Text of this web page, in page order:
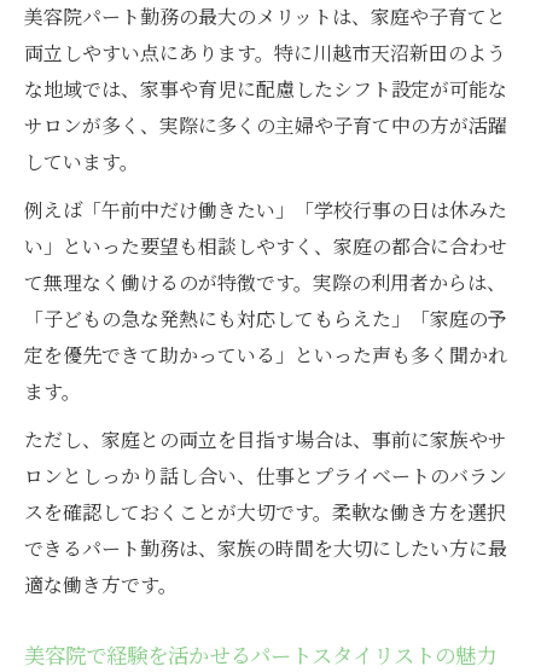
美容院パート勤務の最大のメリットは、家庭や子育てと
両立しやすい点にあります。特に川越市天沼新田のよう
な地域では、家事や育児に配慮したシフト設定が可能な
サロンが多く、実際に多くの主婦や子育て中の方が活躍
しています。
例えば「午前中だけ働きたい」「学校行事の日は休みた
い」といった要望も相談しやすく、家庭の都合に合わせ
て無理なく働けるのが特徴です。実際の利用者からは、
「子どもの急な発熱にも対応してもらえた」「家庭の予
定を優先できて助かっている」といった声も多く聞かれ
ます。
ただし、家庭との両立を目指す場合は、事前に家族やサ
ロンとしっかり話し合い、仕事とプライベートのバラン
スを確認しておくことが大切です。柔軟な働き方を選択
できるパート勤務は、家族の時間を大切にしたい方に最
適な働き方です。
美容院で経験を活かせるパートスタイリストの魅力